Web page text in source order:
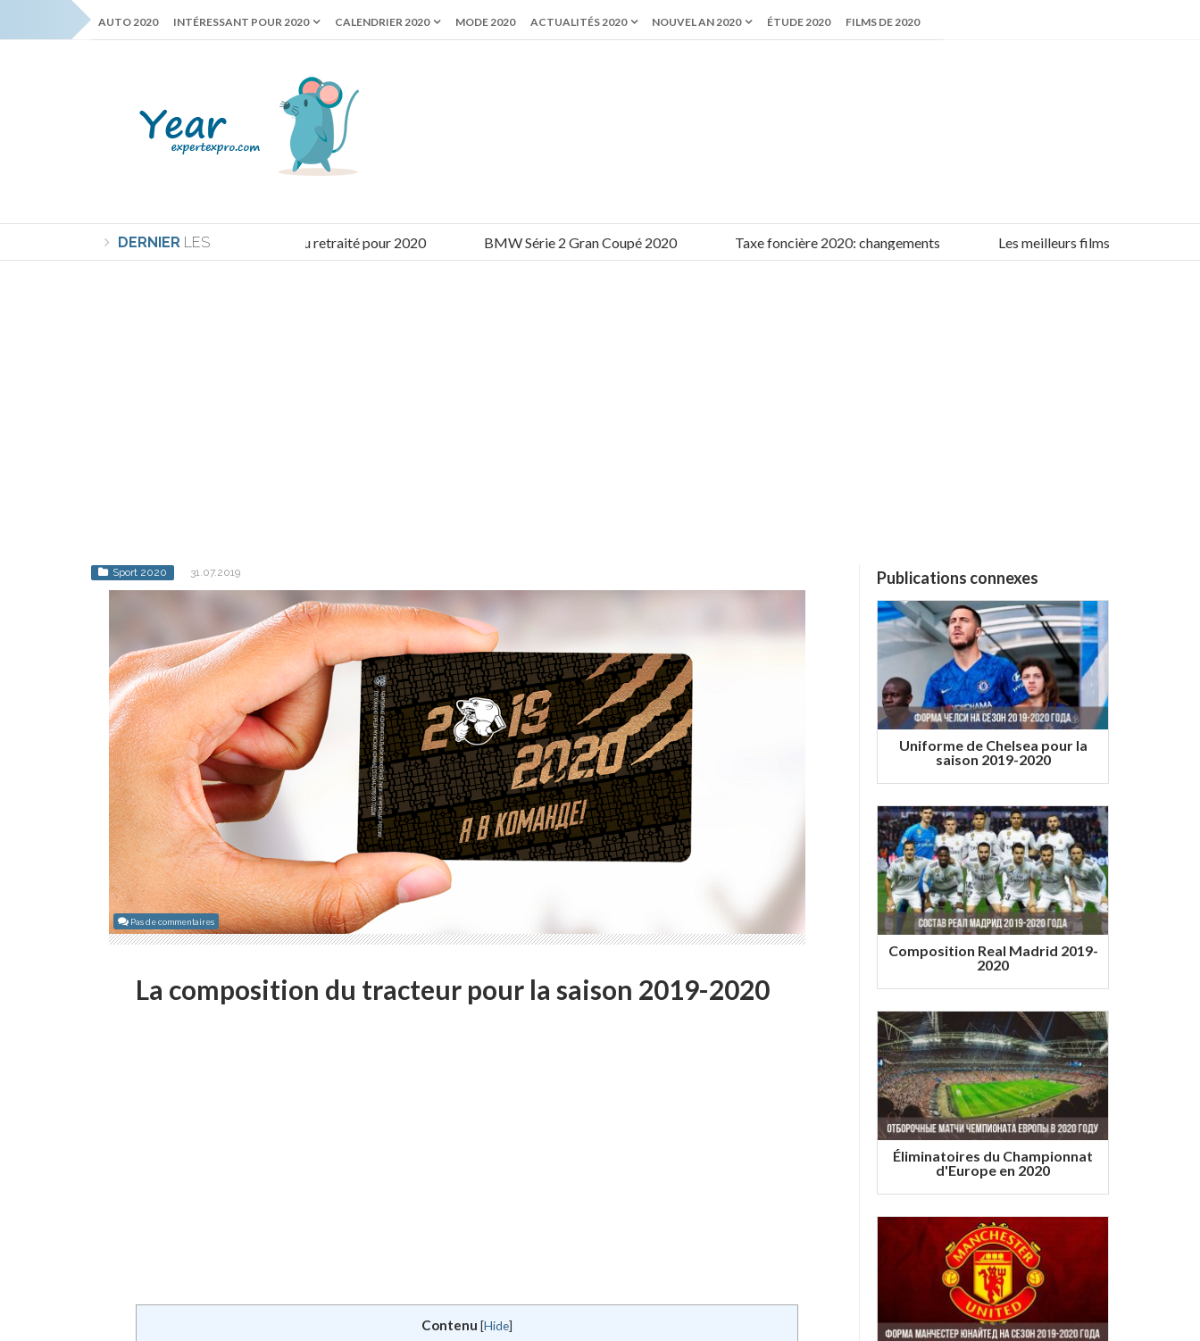
AUTO 2020 INTÉRESSANT POUR 2020 CALENDRIER 2020 MODE 2020 ACTUALITÉS 2020 NOUVEL AN 2020 ÉTUDE 2020 FILMS DE 2020
DERNIER LES
NOUVELLES
Le minimum vital du retraité pour 2020 BMW Série 2 Gran Coupé 2020 Taxe foncière 2020: changements Les meilleurs films de 2019-2020:
Sport 2020 31.07.2019
Pas de commentaires
La composition du tracteur pour la saison 2019-2020
Contenu [Hide]
Publications connexes
Uniforme de Chelsea pour la
saison 2019-2020
Composition Real Madrid 2019-
2020
Éliminatoires du Championnat
d'Europe en 2020